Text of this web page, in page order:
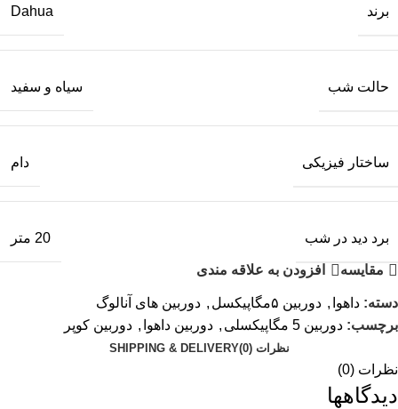
برند Dahua
حالت شب سیاه و سفید
ساختار فیزیکی دام
برد دید در شب 20 متر
مقایسه افزودن به علاقه مندی
دسته: داهوا , دوربین ۵مگاپیکسل , دوربین های آنالوگ
برچسب: دوربین 5 مگاپیکسلی , دوربین داهوا , دوربین کوپر
نظرات (0) SHIPPING & DELIVERY
نظرات (0)
دیدگاهها